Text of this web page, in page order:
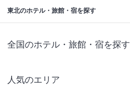
東北のホテル・旅館・宿を探す
全国のホテル・旅館・宿を探す
人気のエリア